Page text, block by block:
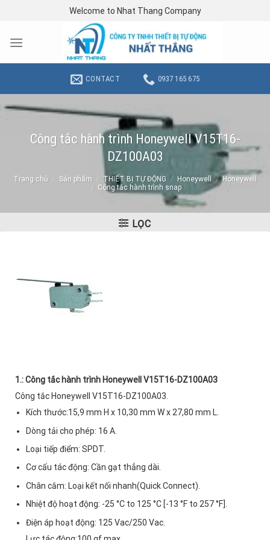
content
Welcome to Nhat Thang Company
CONTACT 0937 165 675
Công tắc hành trình Honeywell V15T16-
DZ100A03
Trang chủ / Sản phẩm / THIẾT BỊ TỰ ĐỘNG / Honeywell / Honeywell
/ Công tắc hành trình snap
LỌC
1.:Công tắc hành trình Honeywell V15T16-DZ100A03
Công tắc Honeywell V15T16-DZ100A03.
Kích thước:15,9 mm H x 10,30 mm W x 27,80 mm L.
Dòng tải cho phép: 16 A.
Loại tiếp điểm: SPDT.
Cơ cấu tác động: Cần gạt thẳng dài.
Chân cắm: Loại kết nối nhanh(Quick Connect).
Nhiệt độ hoạt động: -25 °C to 125 °C [-13 °F to 257 °F].
Điện áp hoạt động: 125 Vac/250 Vac.